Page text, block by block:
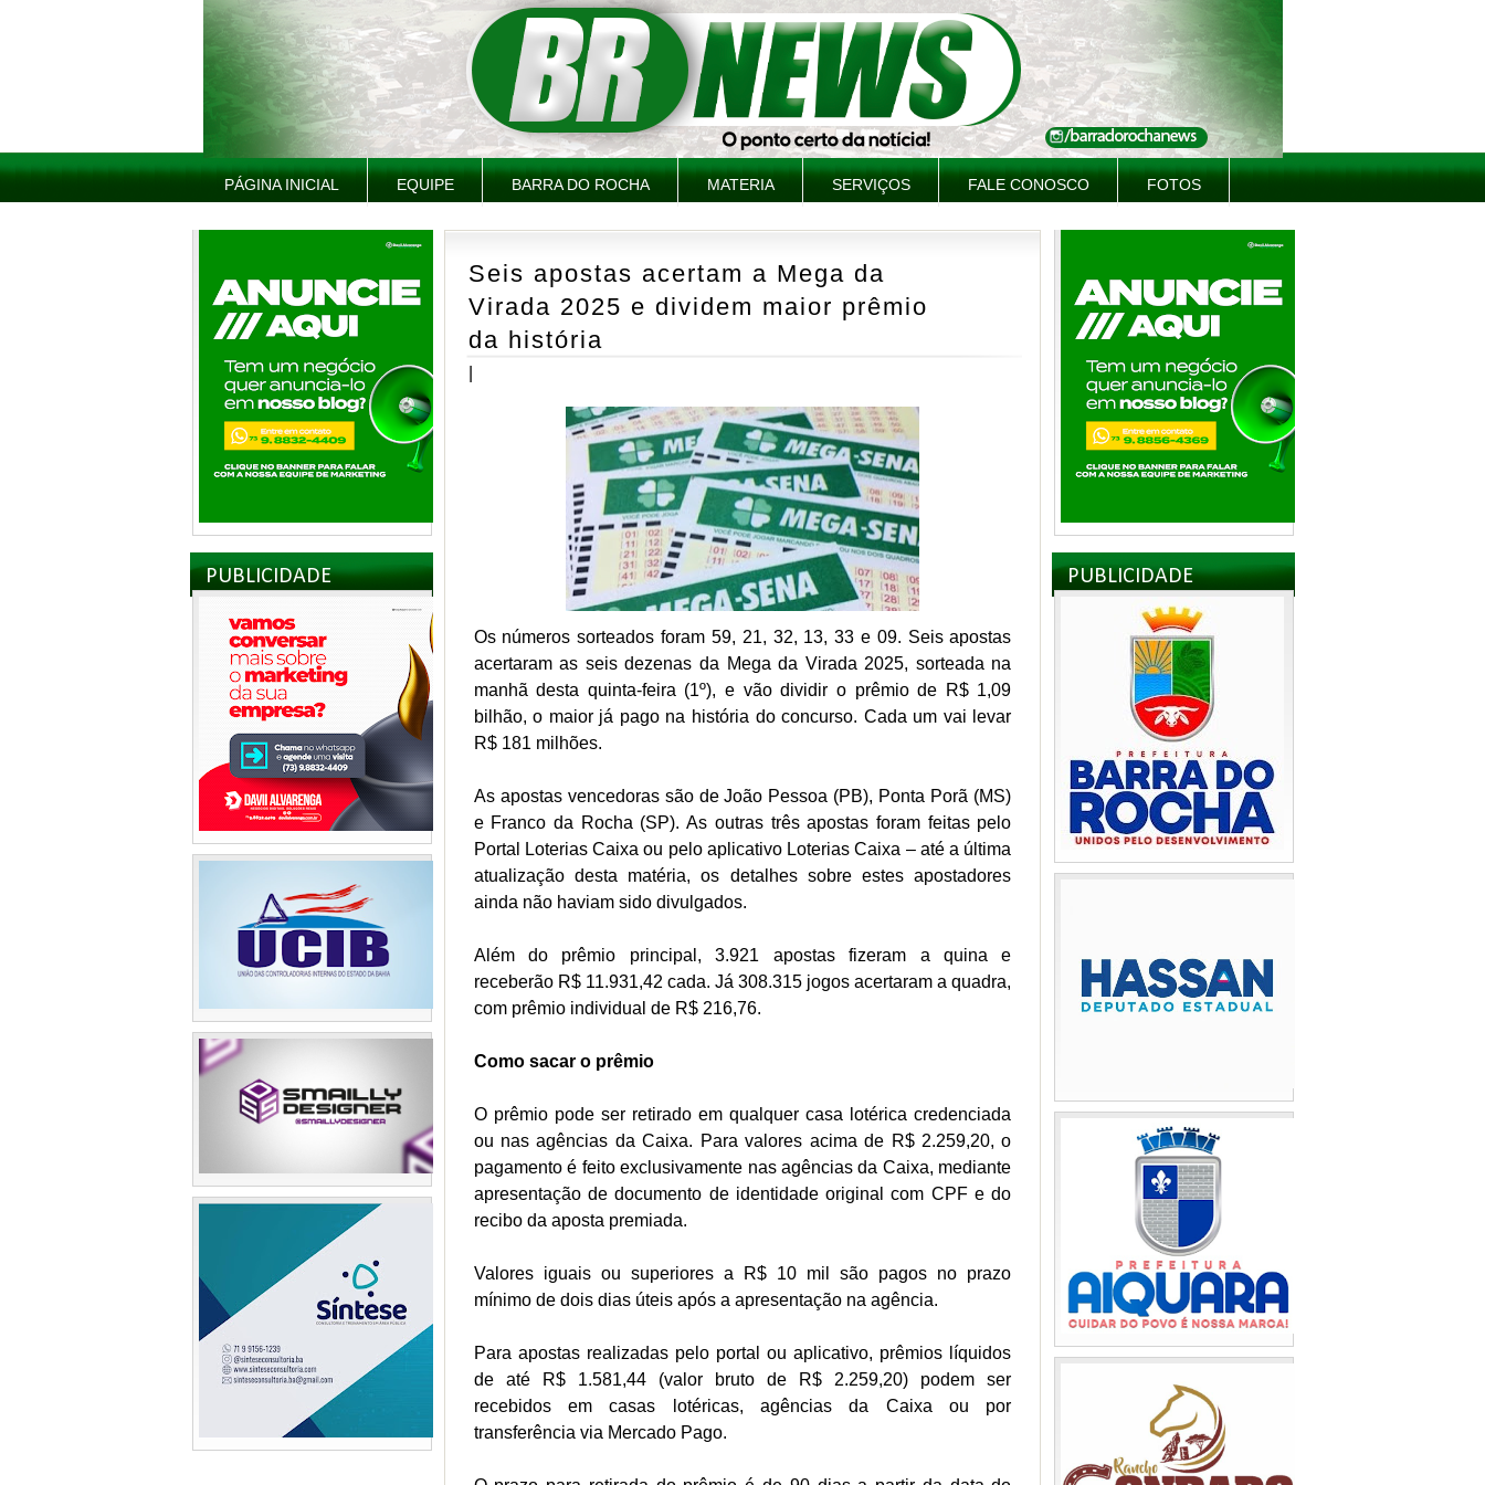
PÁGINA INICIAL EQUIPE BARRA DO ROCHA MATERIA SERVIÇOS FALE CONOSCO FOTOS
PUBLICIDADE
Seis apostas acertam a Mega da
Virada 2025 e dividem maior prêmio
da história
Os números sorteados foram 59, 21, 32, 13, 33 e 09. Seis apostas
acertaram as seis dezenas da Mega da Virada 2025, sorteada na
manhã desta quinta-feira (1º), e vão dividir o prêmio de R$ 1,09
bilhão, o maior já pago na história do concurso. Cada um vai levar
R$ 181 milhões.
As apostas vencedoras são de João Pessoa (PB), Ponta Porã (MS)
e Franco da Rocha (SP). As outras três apostas foram feitas pelo
Portal Loterias Caixa ou pelo aplicativo Loterias Caixa – até a última
atualização desta matéria, os detalhes sobre estes apostadores
ainda não haviam sido divulgados.
Além do prêmio principal, 3.921 apostas fizeram a quina e
receberão R$ 11.931,42 cada. Já 308.315 jogos acertaram a quadra,
com prêmio individual de R$ 216,76.
Como sacar o prêmio
O prêmio pode ser retirado em qualquer casa lotérica credenciada
ou nas agências da Caixa. Para valores acima de R$ 2.259,20, o
pagamento é feito exclusivamente nas agências da Caixa, mediante
apresentação de documento de identidade original com CPF e do
recibo da aposta premiada.
Valores iguais ou superiores a R$ 10 mil são pagos no prazo
mínimo de dois dias úteis após a apresentação na agência.
Para apostas realizadas pelo portal ou aplicativo, prêmios líquidos
de até R$ 1.581,44 (valor bruto de R$ 2.259,20) podem ser
recebidos em casas lotéricas, agências da Caixa ou por
transferência via Mercado Pago.
PUBLICIDADE